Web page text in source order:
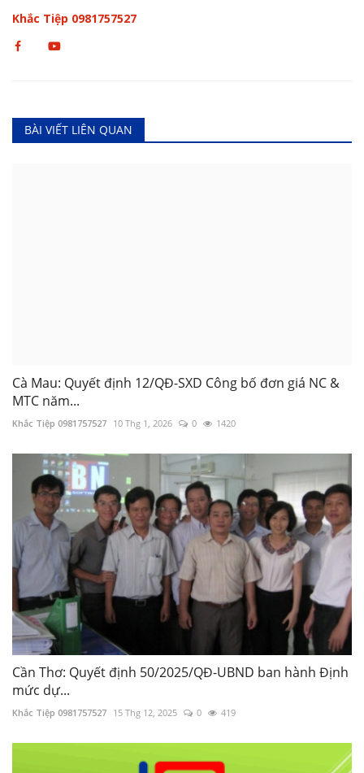
Khắc Tiệp 0981757527
BÀI VIẾT LIÊN QUAN
Cà Mau: Quyết định 12/QĐ-SXD Công bố đơn giá NC &
MTC năm...
Khắc Tiệp 0981757527 10 Thg 1, 2026 0 1420
Cần Thơ: Quyết định 50/2025/QĐ-UBND ban hành Định
mức dự...
Khắc Tiệp 0981757527 15 Thg 12, 2025 0 419